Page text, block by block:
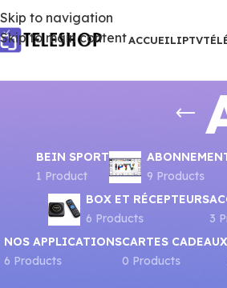
Skip to navigation
Skip to main contentACCUEILIPTV
BEIN SPORT
1 Product
9 Products
BOX ET RÉCEPTEURS
6 Products
3
NOS APPLICATIONS
6 Products
CARTES CADEAUX
0 Products